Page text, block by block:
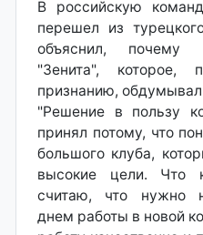
В российскую
перешел из
объяснил, почему
"Зенита", которое,
признанию,
"Решение в пользу
принял потому, что
большого клуба,
высокие цели. Что
считаю, что нужно
днем работы в новой